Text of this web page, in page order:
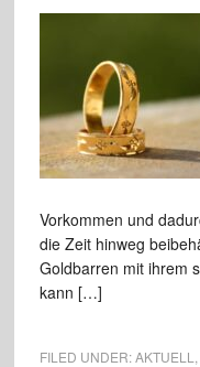
Vorkommen und
die Zeit hinweg
Goldbarren mit ihrem
kann […]
FILED UNDER:AKTUELL